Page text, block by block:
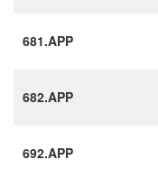
681.APP
682.APP
692.APP